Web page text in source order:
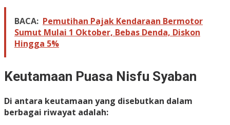
BACA: Pemutihan Pajak Kendaraan Bermotor
Sumut Mulai 1 Oktober, Bebas Denda, Diskon
Hingga 5%
Keutamaan Puasa Nisfu Syaban
Di antara keutamaan yang disebutkan dalam
berbagai riwayat adalah: